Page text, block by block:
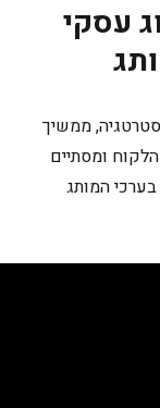
עסקי
ממשיך
ומסתיים